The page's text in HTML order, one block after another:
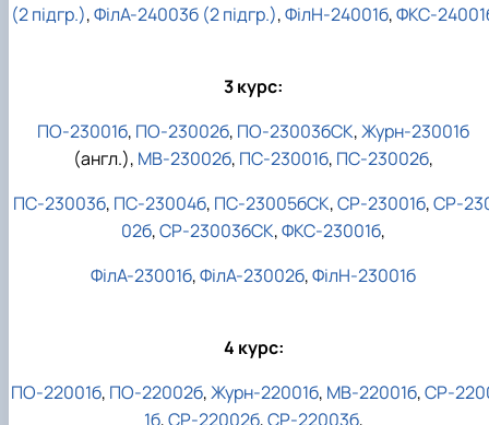
(2 підгр.),ФілА-24003б (2 підгр.),ФілН-24001б,ФКС-
3 курс:
ПО-23001б, ПО-23002б, ПО-23003бСК,Журн-23001б
(англ.), МВ-23002б, ПС-23001б, ПС-23002б,
ПС-23003б, ПС-23004б, ПС-23005бСК,СР-23001б,СР-
02б,СР-23003бСК,ФКС-23001б,
ФілА-23001б,ФілА-23002б,ФілН-23001б
4 курс:
ПО-22001б, ПО-22002б,Журн-22001б, МВ-22001б,СР-
1б,СР-22002б,СР-22003б,